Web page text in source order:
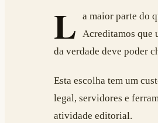
L
a maior parte do
Acreditamos que
da verdade deve poder
Esta escolha tem um
legal, servidores e
atividade editorial.